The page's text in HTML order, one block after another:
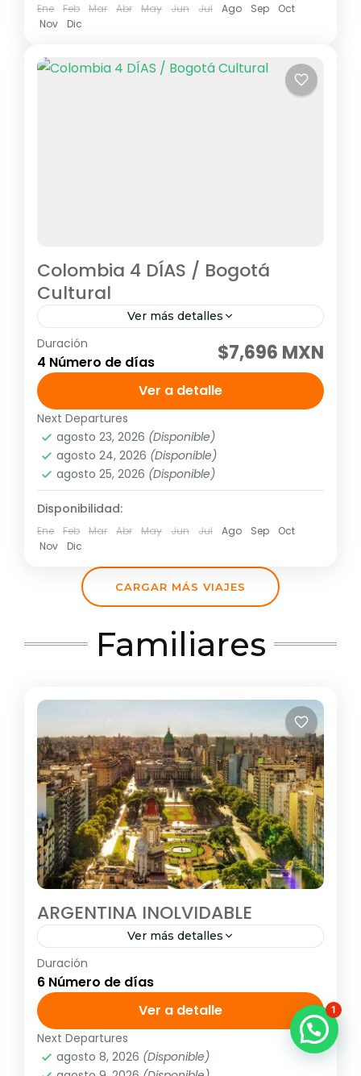
Ene Feb Mar Abr May Jun Jul Ago Sep
Oct
Nov
Dic
Colombia 4 DÍAS / Bogotá
Cultural
Ver más detalles
Visitando: Bogotá, Monserrate, Zipaquirá
Días de operación: diario hasta el 14
diciembre de 2026 Tarifa no aplica para
puentes ni días festivos, pregunta por el...
América,Sudamérica
Fácil
2 People
Duración
4 Número de días $7,696 MXN
Ver a detalle
Next Departures
agosto 23, 2026 (Disponible)
agosto 24, 2026 (Disponible)
agosto 25, 2026 (Disponible)
Disponibilidad:
Ene Feb Mar Abr May Jun Jul Ago Sep
Oct
Nov
Dic
CARGAR MÁS VIAJES
Familiares
ARGENTINA INOLVIDABLE
Ver más detalles
<strong>Visitando:</strong> Buenos Aires –
Iguazú <strong>Salidas:</strong> Diarias
hasta el 15 de diciembre de 2019 TM
América,Sudamérica
1 Personas
Duración
6 Número de días
Ver a detalle
Next Departures
agosto 8, 2026 (Disponible)
1